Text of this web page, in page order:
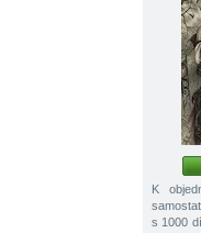
K
s 1000